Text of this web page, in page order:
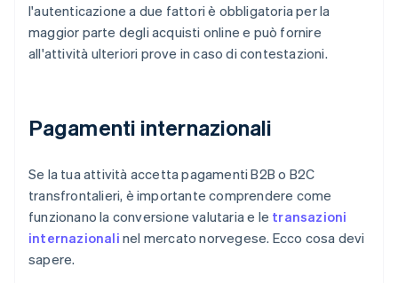
l'autenticazione a due fattori è obbligatoria per la
maggior parte degli acquisti online e può fornire
all'attività ulteriori prove in caso di contestazioni.
Pagamenti internazionali
Se la tua attività accetta pagamenti B2B o B2C
transfrontalieri, è importante comprendere come
funzionano la conversione valutaria e le transazioni
internazionali nel mercato norvegese. Ecco cosa devi
sapere.